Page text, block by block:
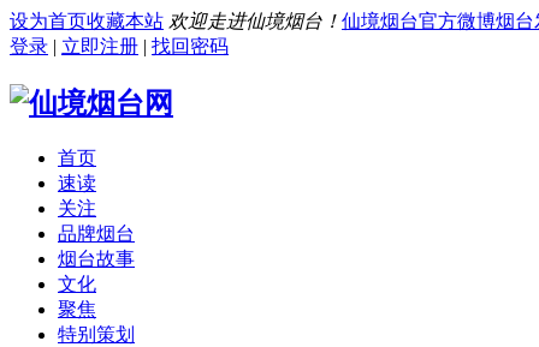
设为首页收藏本站 欢迎走进仙境烟台！ 仙境烟台官方微博烟台
登录 | 立即注册 | 找回密码
首页
速读
关注
品牌烟台
烟台故事
文化
聚焦
特别策划